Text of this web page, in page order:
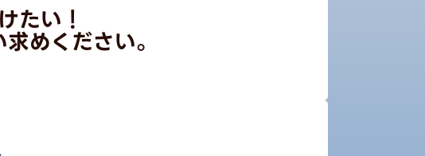
たい！
めください。